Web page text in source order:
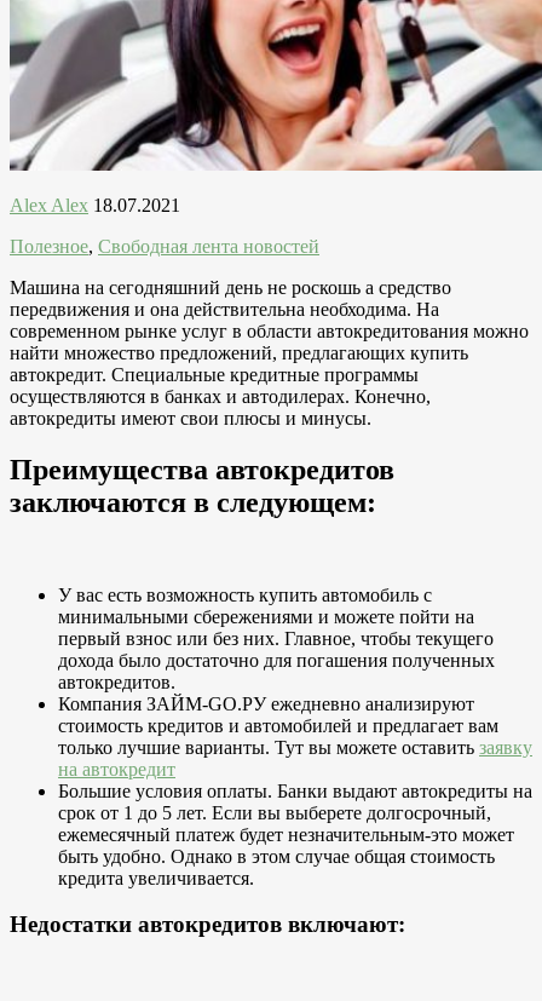
Alex Alex 18.07.2021
Полезное, Свободная лента новостей
Машина на сегодняшний день не роскошь а средство
передвижения и она действительна необходима. На
современном рынке услуг в области автокредитования можно
найти множество предложений, предлагающих купить
автокредит. Специальные кредитные программы
осуществляются в банках и автодилерах. Конечно,
автокредиты имеют свои плюсы и минусы.
Преимущества автокредитов
заключаются в следующем:
У вас есть возможность купить автомобиль с
минимальными сбережениями и можете пойти на
первый взнос или без них. Главное, чтобы текущего
дохода было достаточно для погашения полученных
автокредитов.
Компания ЗАЙМ-GO.РУ ежедневно анализируют
стоимость кредитов и автомобилей и предлагает вам
только лучшие варианты. Тут вы можете оставить заявку
на автокредит
Большие условия оплаты. Банки выдают автокредиты на
срок от 1 до 5 лет. Если вы выберете долгосрочный,
ежемесячный платеж будет незначительным-это может
быть удобно. Однако в этом случае общая стоимость
кредита увеличивается.
Недостатки автокредитов включают: